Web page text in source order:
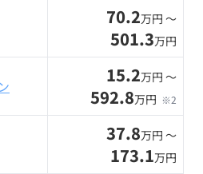
70.2万円 〜
501.3万円
15.2万円 〜
592.8万円 ※2
37.8万円 〜
173.1万円